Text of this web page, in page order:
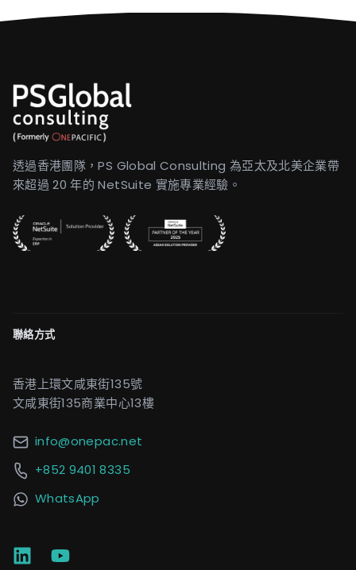
透過香港團隊，PS Global Consulting 為亞太及北美企業帶
來超過 20 年的 NetSuite 實施專業經驗。
聯絡方式
香港上環文咸東街135號
文咸東街135商業中心13樓
info@onepac.net
+852 9401 8335
WhatsApp